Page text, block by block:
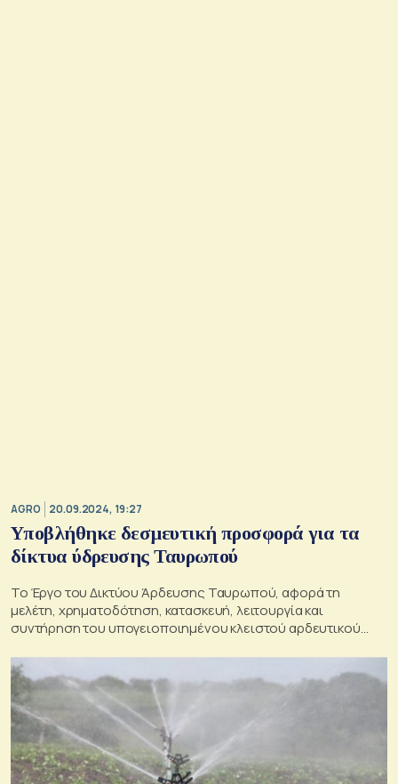
AGRO 20.09.2024, 19:27
Υποβλήθηκε δεσμευτική προσφορά για τα
δίκτυα ύδρευσης Ταυρωπού
Το Έργο του Δικτύου Άρδευσης Ταυρωπού, αφορά τη
μελέτη, χρηματοδότηση, κατασκευή, λειτουργία και
συντήρηση του υπογειοποιημένου κλειστού αρδευτικού